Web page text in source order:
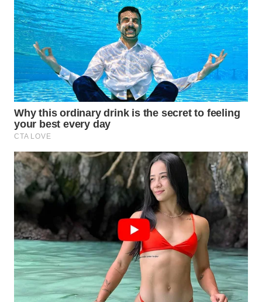
WN
SURABAYA
WN
NATUNA
WN
BINTAN
WN
WN
LIKUPANG
LABUANBAJO
WN
BORNEO